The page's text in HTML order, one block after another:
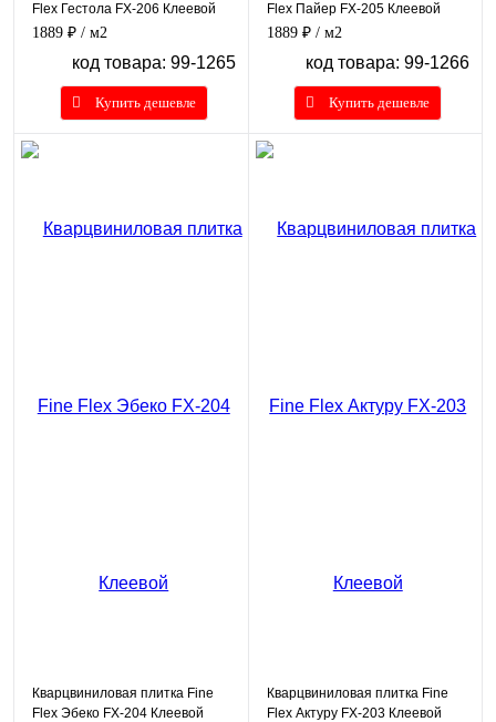
Flex Гестола FX-206 Клеевой
1889 ₽ / м2
код товара: 99-1265
Купить дешевле
Flex Пайер FX-205 Клеевой
1889 ₽ / м2
код товара: 99-1266
Купить дешевле
Кварцвиниловая плитка Fine
Flex Эбеко FX-204 Клеевой
Кварцвиниловая плитка Fine
Flex Актуру FX-203 Клеевой